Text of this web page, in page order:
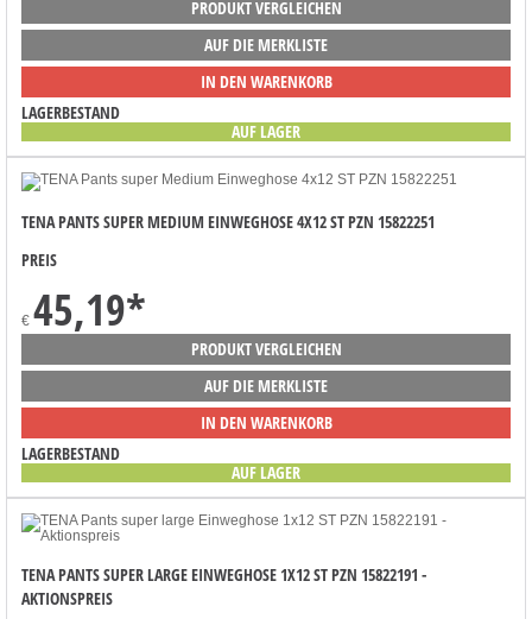
PRODUKT VERGLEICHEN
AUF DIE MERKLISTE
IN DEN WARENKORB
LAGERBESTAND
AUF LAGER
TENA PANTS SUPER MEDIUM EINWEGHOSE 4X12 ST PZN 15822251
PREIS
€ 45,19*
PRODUKT VERGLEICHEN
AUF DIE MERKLISTE
IN DEN WARENKORB
LAGERBESTAND
AUF LAGER
TENA PANTS SUPER LARGE EINWEGHOSE 1X12 ST PZN 15822191 -
AKTIONSPREIS